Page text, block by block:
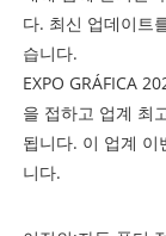
다. 최신 업데이트
습니다.
EXPO GRÁFICA
을 접하고 업계 최
됩니다. 이 업계
니다.